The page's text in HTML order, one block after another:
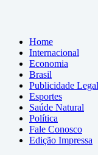
Home
Internacional
Economia
Brasil
Publicidade Legal
Esportes
Saúde Natural
Política
Fale Conosco
Edição Impressa